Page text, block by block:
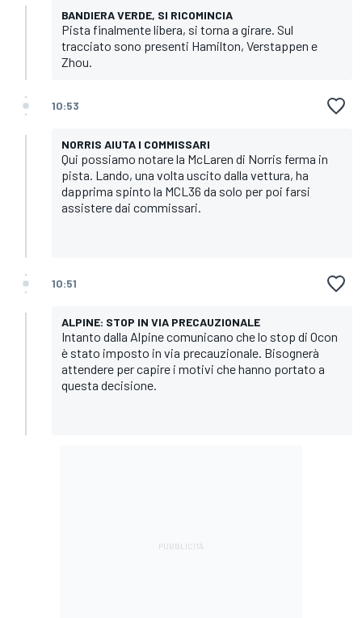
BANDIERA VERDE, SI RICOMINCIA
Pista finalmente libera, si torna a girare. Sul
tracciato sono presenti Hamilton, Verstappen e
Zhou.
10:53
NORRIS AIUTA I COMMISSARI
Qui possiamo notare la McLaren di Norris ferma in
pista. Lando, una volta uscito dalla vettura, ha
dapprima spinto la MCL36 da solo per poi farsi
assistere dai commissari.
10:51
ALPINE: STOP IN VIA PRECAUZIONALE
Intanto dalla Alpine comunicano che lo stop di Ocon
è stato imposto in via precauzionale. Bisognerà
attendere per capire i motivi che hanno portato a
questa decisione.